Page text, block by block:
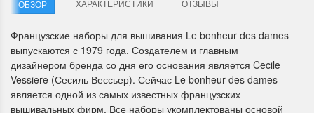
Dimensions 35231
Willow Swan
ОБЗОР ХАРАКТЕРИСТИКИ ОТЗЫВЫ
Французские наборы для вышивания Le bonheur des dames
выпускаются с 1979 года. Создателем и главным
дизайнером бренда со дня его основания является Cecile
Vessiere (Сесиль Вессьер). Сейчас Le bonheur des dames
является одной из самых известных французских
вышивальных фирм. Все наборы укомплектованы основой